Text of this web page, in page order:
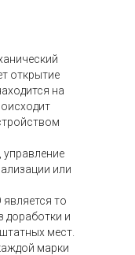
открытие
на
управление
или
то
доработки и
мест.
марки